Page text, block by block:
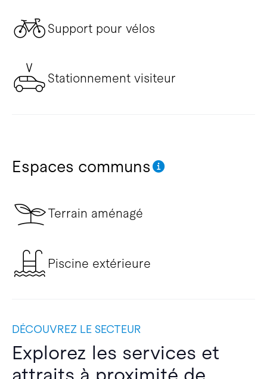
Support pour vélos
Stationnement visiteur
Espaces communs
Terrain aménagé
Piscine extérieure
DÉCOUVREZ LE SECTEUR
Explorez les services et